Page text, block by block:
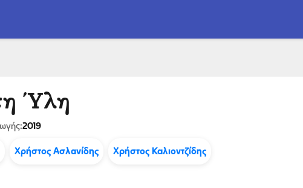
Ύλη
2019
Χρήστος Ασλανίδης Χρήστος Καλιοντζίδης